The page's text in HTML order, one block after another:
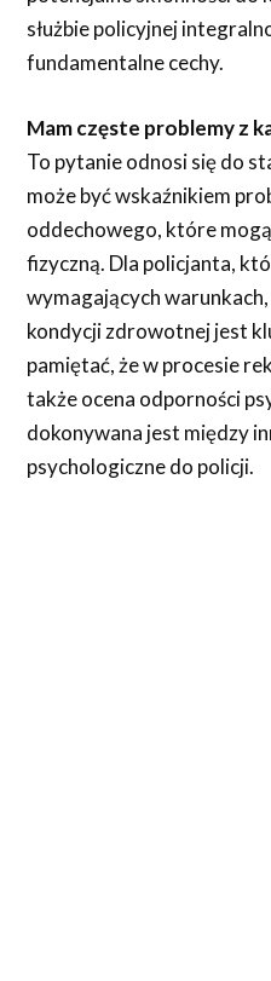
służbie policyjnej
fundamentalne cechy.
Mam częste problemy z
To pytanie odnosi się do
może być wskaźnikiem
oddechowego, które
fizyczną. Dla policjanta,
wymagających
kondycji zdrowotnej jest
pamiętać, że w procesie
także ocena odporności
dokonywana jest między
psychologiczne do policji.